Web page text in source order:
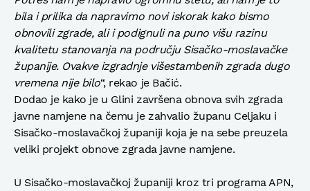
bila i prilika da napravimo novi iskorak kako bismo
obnovili zgrade, ali i podignuli na puno višu razinu
kvalitetu stanovanja na području Sisačko-moslavačke
županije. Ovakve izgradnje višestambenih zgrada dugo
vremena nije bilo“, rekao je Bačić.
Dodao je kako je u Glini završena obnova svih zgrada
javne namjene na čemu je zahvalio županu Celjaku i
Sisačko-moslavačkoj županiji koja je na sebe preuzela
veliki projekt obnove zgrada javne namjene.
U Sisačko-moslavačkoj županiji kroz tri programa APN,